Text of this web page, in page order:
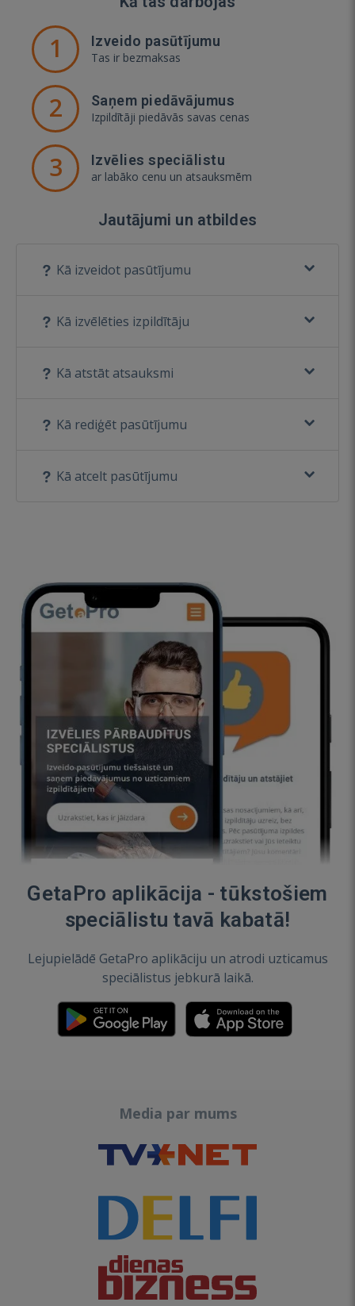
1 Izveido pasūtījumu
Tas ir bezmaksas
2 Saņem piedāvājumus
Izpildītāji piedāvās savas cenas
3 Izvēlies speciālistu
ar labāko cenu un atsauksmēm
Jautājumi un atbildes
Kā izveidot pasūtījumu
Kā izvēlēties izpildītāju
Kā atstāt atsauksmi
Kā rediģēt pasūtījumu
Kā atcelt pasūtījumu
GetaPro aplikācija - tūkstošiem
speciālistu tavā kabatā!
Lejupielādē GetaPro aplikāciju un atrodi uzticamus
speciālistus jebkurā laikā.
Media par mums